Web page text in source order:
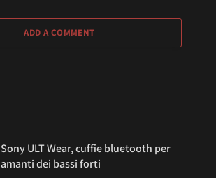
ADD A COMMENT
Sony ULT Wear, cuffie bluetooth per
amanti dei bassi forti